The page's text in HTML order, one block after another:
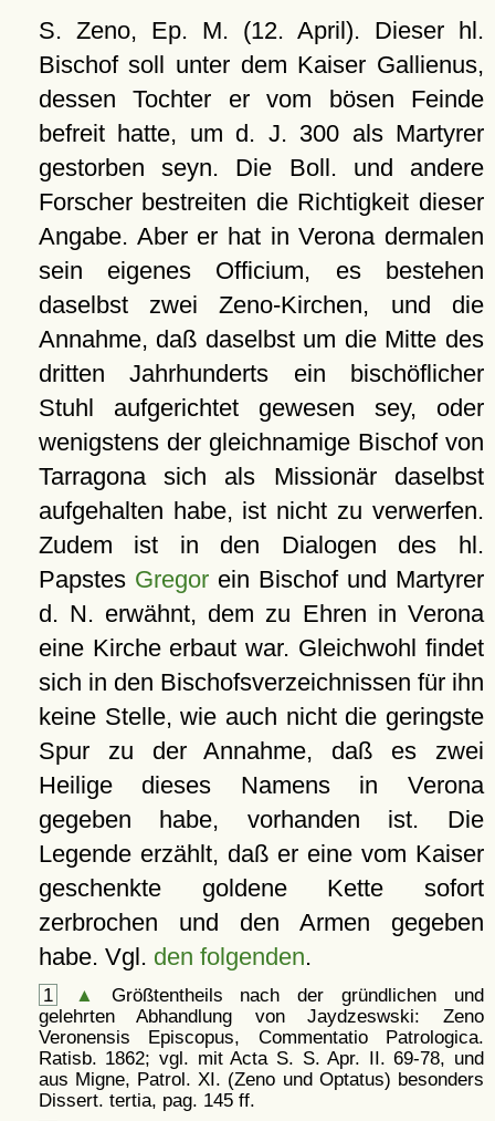
S. Zeno, Ep. M. (12. April). Dieser hl.
Bischof soll unter dem Kaiser Gallienus,
dessen Tochter er vom bösen Feinde
befreit hatte, um d. J. 300 als Martyrer
gestorben seyn. Die Boll. und andere
Forscher bestreiten die Richtigkeit dieser
Angabe. Aber er hat in Verona dermalen
sein eigenes Officium, es bestehen
daselbst zwei Zeno-Kirchen, und die
Annahme, daß daselbst um die Mitte des
dritten Jahrhunderts ein bischöflicher
Stuhl aufgerichtet gewesen sey, oder
wenigstens der gleichnamige Bischof von
Tarragona sich als Missionär daselbst
aufgehalten habe, ist nicht zu verwerfen.
Zudem ist in den Dialogen des hl.
Papstes Gregorein Bischof und Martyrer
d. N. erwähnt, dem zu Ehren in Verona
eine Kirche erbaut war. Gleichwohl findet
sich in den Bischofsverzeichnissen für ihn
keine Stelle, wie auch nicht die geringste
Spur zu der Annahme, daß es zwei
Heilige dieses Namens in Verona
gegeben habe, vorhanden ist. Die
Legende erzählt, daß er eine vom Kaiser
geschenkte goldene Kette sofort
zerbrochen und den Armen gegeben
habe. Vgl. den folgenden.
1 ▲
Größtentheils nach der gründlichen und
gelehrten Abhandlung von Jaydzeswski: Zeno
Veronensis Episcopus, Commentatio Patrologica.
Ratisb. 1862; vgl. mit Acta S. S. Apr. II. 69-78, und
aus Migne, Patrol. XI. (Zeno und Optatus) besonders
Dissert. tertia, pag. 145 ff.